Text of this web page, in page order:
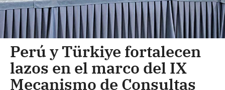
Perú y Türkiye fortalecen
lazos en el marco del IX
Mecanismo de Consultas